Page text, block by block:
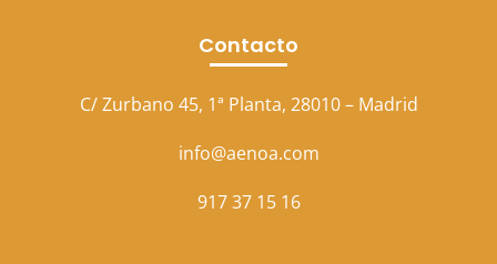
Contacto
C/ Zurbano 45, 1ª Planta, 28010 – Madrid
info@aenoa.com
917 37 15 16